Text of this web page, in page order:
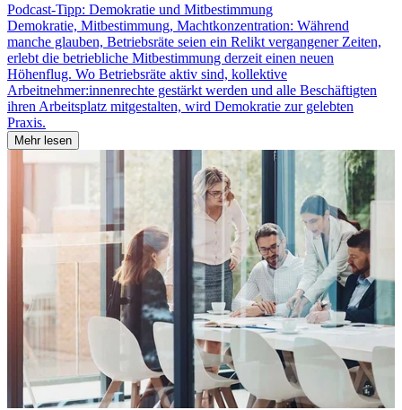
Podcast-Tipp: Demokratie und Mitbestimmung
Demokratie, Mitbestimmung, Machtkonzentration: Während
manche glauben, Betriebsräte seien ein Relikt vergangener Zeiten,
erlebt die betriebliche Mitbestimmung derzeit einen neuen
Höhenflug. Wo Betriebsräte aktiv sind, kollektive
Arbeitnehmer:innenrechte gestärkt werden und alle Beschäftigten
ihren Arbeitsplatz mitgestalten, wird Demokratie zur gelebten
Praxis.
Mehr lesen